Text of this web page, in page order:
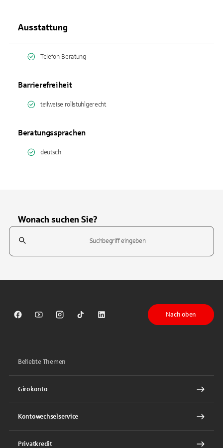
Ausstattung
Telefon-Beratung
Barrierefreiheit
teilweise rollstuhlgerecht
Beratungssprachen
deutsch
Wonach suchen Sie?
Suchfeld
Sparkasse auf Facebook
Sparkasse auf Youtube
Sparkasse auf Instagram
Sparkasse auf TikTok
Sparkasse auf LinkedIn
Nach oben
Beliebte Themen
Girokonto
Kontowechselservice
Privatkredit